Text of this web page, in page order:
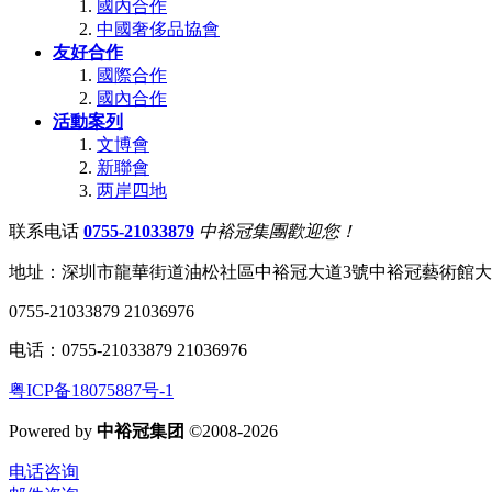
國內合作
中國奢侈品協會
友好合作
國際合作
國內合作
活動案列
文博會
新聯會
两岸四地
联系电话 0755-21033879 中裕冠集團歡迎您！
地址：深圳市龍華街道油松社區中裕冠大道3號中裕冠藝術館
0755-21033879 21036976
电话：0755-21033879 21036976
粤ICP备18075887号-1
Powered by 中裕冠集团 ©2008-2026
电话咨询